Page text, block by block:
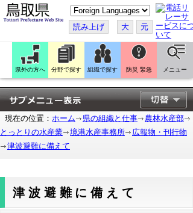
こ
の
ペ
ー
ジ
翻
訳
す
る
読み上げ 大 元
県外の方へ 分野で探す 組織で探す 防災 緊急 メニュー
現在の位置： ホーム 県の組織と仕事
農林水産部
とっとりの水産業
境港水産事務所
広報物・刊行物
津波避難に備えて
津波避難に備えて